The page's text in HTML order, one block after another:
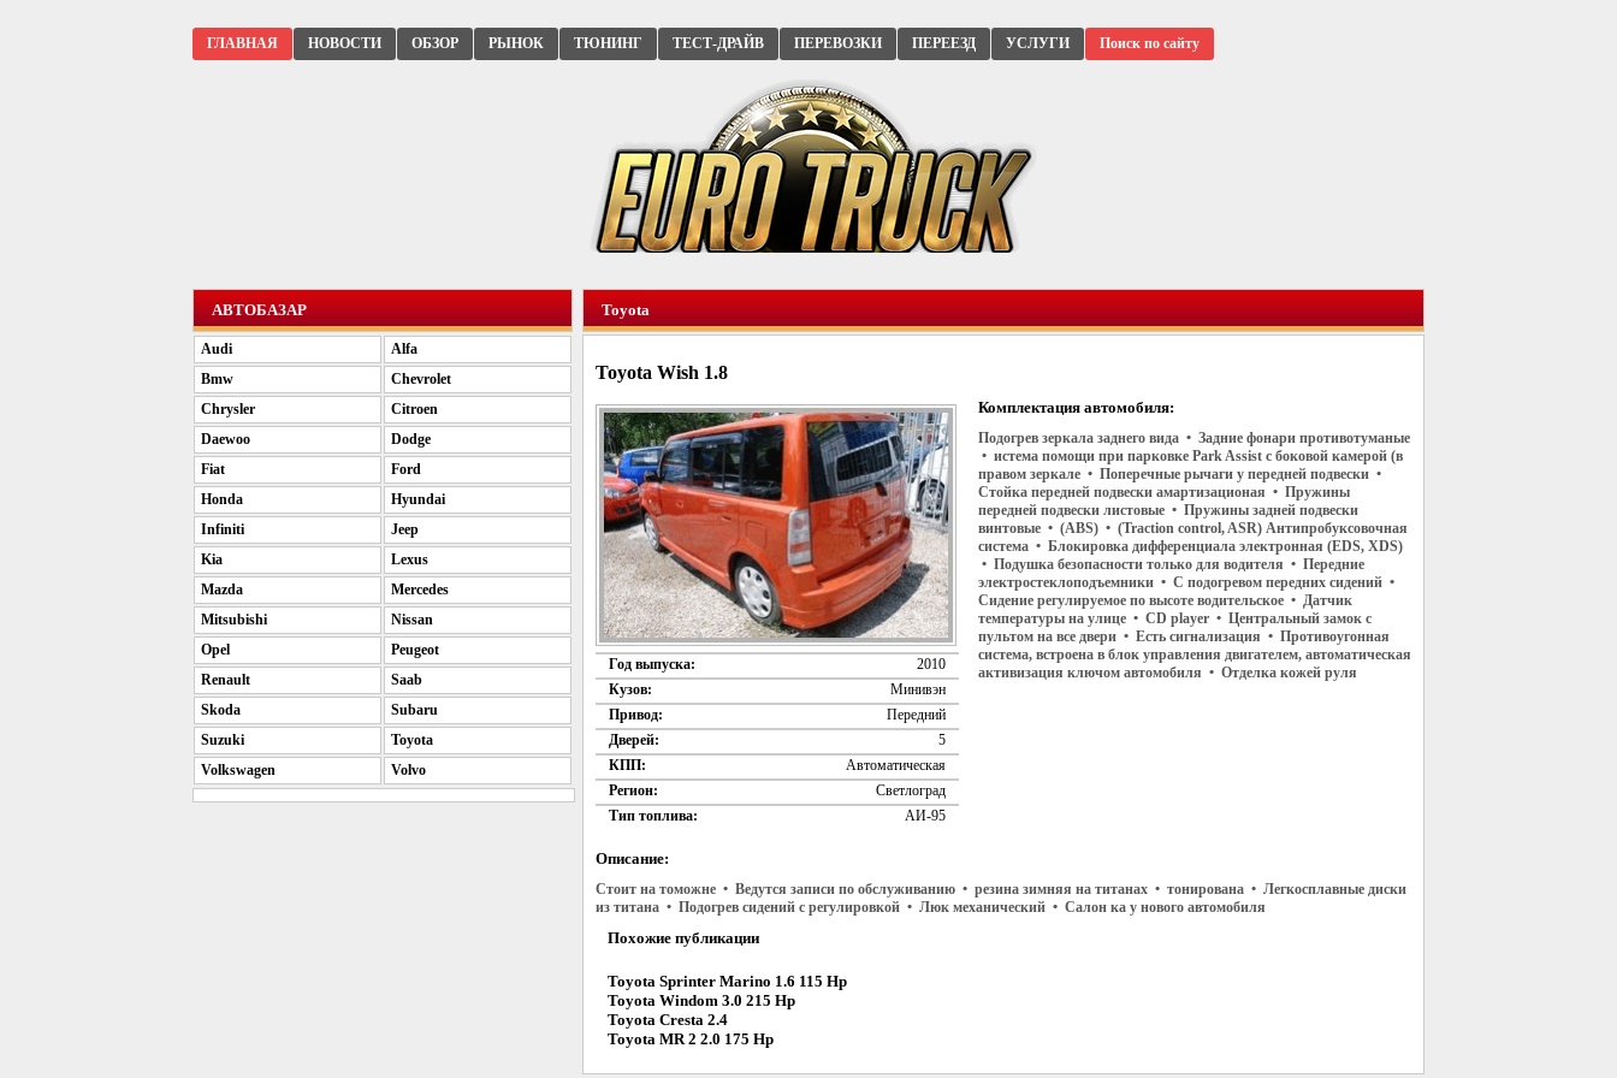
ГЛАВНАЯ НОВОСТИ ОБЗОР РЫНОК ТЮНИНГ ТЕСТ-ДРАЙВ ПЕРЕВОЗКИ ПЕРЕЕЗД УСЛУГИ Поиск по сайту
Toyota
Toyota Wish 1.8
Год выпуска:
2010
Кузов:
Минивэн
Привод:
Передний
Дверей:
5
КПП:
Автоматическая
Регион:
Светлоград
Тип топлива:
АИ-95
Комплектация автомобиля:
Подогрев зеркала заднего вида • Задние фонари противотуманые
• истема помощи при парковке Park Assist с боковой камерой (в
правом зеркале • Поперечные рычаги у передней подвески •
Стойка передней подвески амартизационая • Пружины
передней подвески листовые • Пружины задней подвески
винтовые • (ABS) • (Traction control, ASR) Антипробуксовочная
система • Блокировка дифференциала электронная (EDS, XDS)
• Подушка безопасности только для водителя • Передние
электростеклоподъемники • С подогревом передних сидений •
Сидение регулируемое по высоте водительское • Датчик
температуры на улице • CD player • Центральный замок с
пультом на все двери • Есть сигнализация • Противоугонная
система, встроена в блок управления двигателем, автоматическая
активизация ключом автомобиля • Отделка кожей руля
Описание:
Стоит на томожне • Ведутся записи по обслуживанию • резина зимняя на титанах • тонирована • Легкосплавные диски
из титана • Подогрев сидений с регулировкой • Люк механический • Салон ка у нового автомобиля
Похожие публикации
Toyota Sprinter Marino 1.6 115 Hp
Toyota Windom 3.0 215 Hp
Toyota Cresta 2.4
Toyota MR 2 2.0 175 Hp
АВТОБАЗАР
Audi
Alfa
Bmw
Chevrolet
Chrysler
Citroen
Daewoo
Dodge
Fiat
Ford
Honda
Hyundai
Infiniti
Jeep
Kia
Lexus
Mazda
Mercedes
Mitsubishi
Nissan
Opel
Peugeot
Renault
Saab
Skoda
Subaru
Suzuki
Toyota
Volkswagen
Volvo